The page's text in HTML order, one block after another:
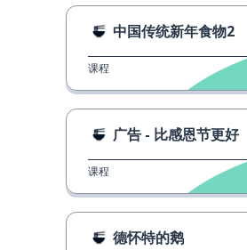
中国传统新年食物2
课程
广告 - 比感恩节更好
课程
德怀特的鹅